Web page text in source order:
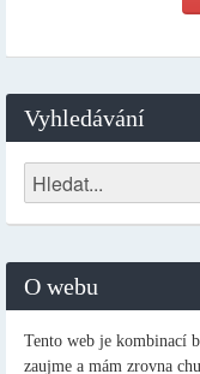
Vyhledávání
O webu
Tento web je kombinací
zaujme a mám zrovna